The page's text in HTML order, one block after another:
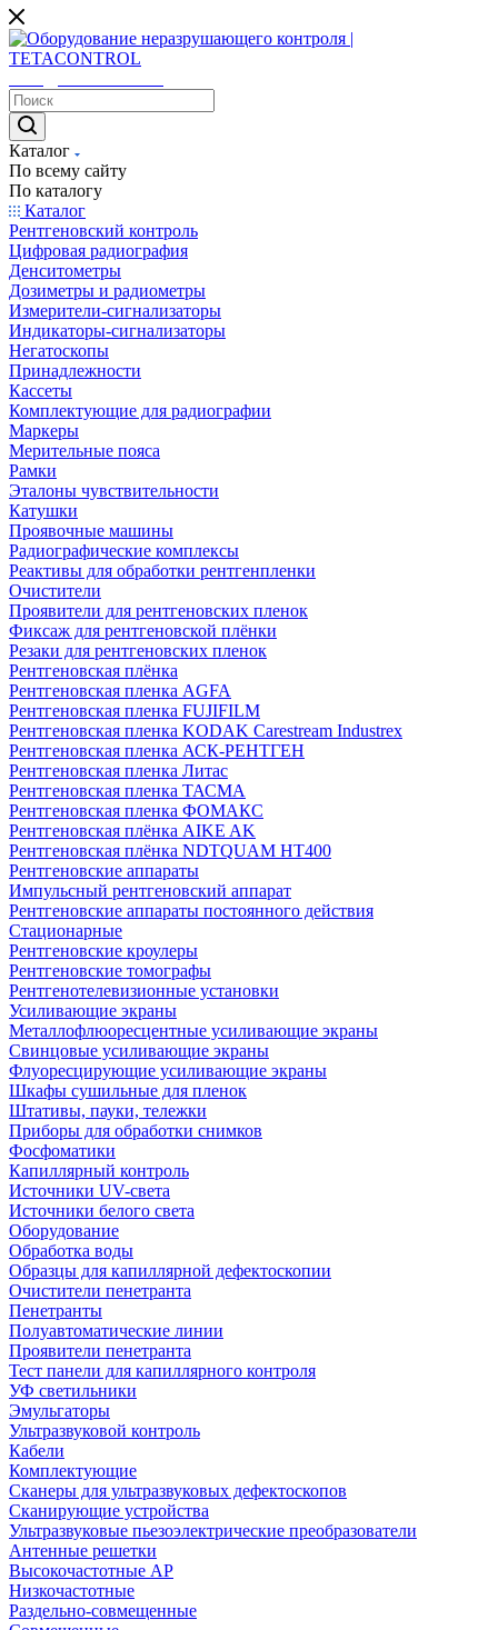
Каталог
По всему сайту
По каталогу
Каталог
Рентгеновский контроль
Цифровая радиография
Денситометры
Дозиметры и радиометры
Измерители-сигнализаторы
Индикаторы-сигнализаторы
Негатоскопы
Принадлежности
Кассеты
Комплектующие для радиографии
Маркеры
Мерительные пояса
Рамки
Эталоны чувствительности
Катушки
Проявочные машины
Радиографические комплексы
Реактивы для обработки рентгенпленки
Очистители
Проявители для рентгеновских пленок
Фиксаж для рентгеновской плёнки
Резаки для рентгеновских пленок
Рентгеновская плёнка
Рентгеновская пленка AGFA
Рентгеновская пленка FUJIFILM
Рентгеновская пленка KODAK Carestream Industrex
Рентгеновская пленка АСК-РЕНТГЕН
Рентгеновская пленка Литас
Рентгеновская пленка ТАСМА
Рентгеновская пленка ФОМАКС
Рентгеновская плёнка AIKE AK
Рентгеновская плёнка NDTQUAM HT400
Рентгеновские аппараты
Импульсный рентгеновский аппарат
Рентгеновские аппараты постоянного действия
Стационарные
Рентгеновские кроулеры
Рентгеновские томографы
Рентгенотелевизионные установки
Усиливающие экраны
Металлофлюоресцентные усиливающие экраны
Свинцовые усиливающие экраны
Флуоресцирующие усиливающие экраны
Шкафы сушильные для пленок
Штативы, пауки, тележки
Приборы для обработки снимков
Фосфоматики
Капиллярный контроль
Источники UV-света
Источники белого света
Оборудование
Обработка воды
Образцы для капиллярной дефектоскопии
Очистители пенетранта
Пенетранты
Полуавтоматические линии
Проявители пенетранта
Тест панели для капиллярного контроля
УФ светильники
Эмульгаторы
Ультразвуковой контроль
Кабели
Комплектующие
Сканеры для ультразвуковых дефектоскопов
Сканирующие устройства
Ультразвуковые пьезоэлектрические преобразователи
Антенные решетки
Высокочастотные АР
Низкочастотные
Раздельно-совмещенные